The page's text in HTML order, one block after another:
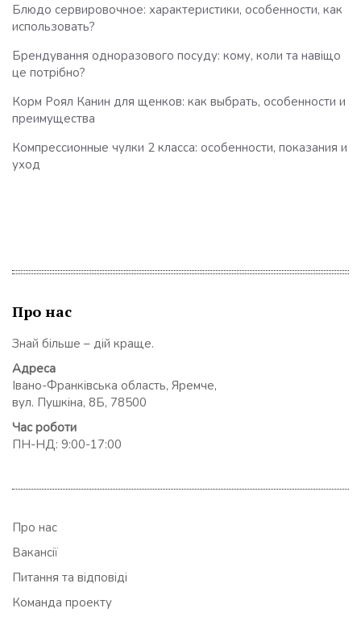
Блюдо сервировочное: характеристики, особенности, как
использовать?
Брендування одноразового посуду: кому, коли та навіщо
це потрібно?
Корм Роял Канин для щенков: как выбрать, особенности и
преимущества
Компрессионные чулки 2 класса: особенности, показания и
уход
Про нас
Знай більше – дій краще.
Адреса
Івано-Франківська область, Яремче,
вул. Пушкіна, 8Б, 78500
Час роботи
ПН-НД: 9:00-17:00
Про нас
Вакансії
Питання та відповіді
Команда проекту